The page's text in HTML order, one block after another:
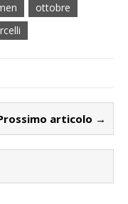
ottobre
articolo →